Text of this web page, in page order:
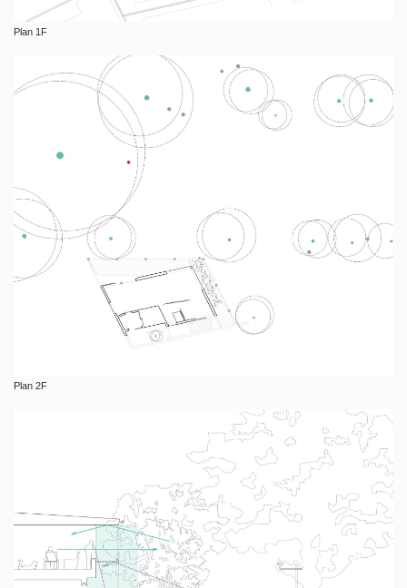
Plan 1F
Plan 2F